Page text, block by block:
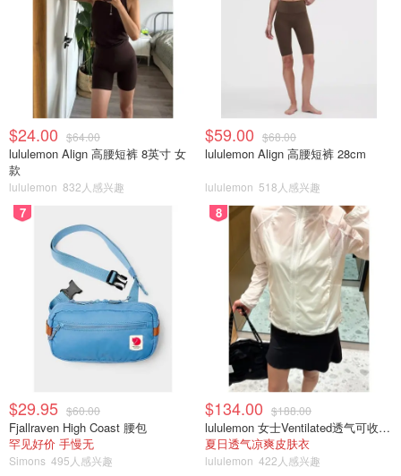
$24.00 $64.00
lululemon Align 高腰短裤 8英寸 女
款
lululemon 832人感兴趣
$59.00 $68.00
lululemon Align 高腰短裤 28cm
lululemon 518人感兴趣
7
$29.95 $60.00
Fjallraven High Coast 腰包
罕见好价 手慢无
Simons 495人感兴趣
8
$134.00 $188.00
lululemon 女士Ventilated透气可收纳跑步夹克
夏日透气凉爽皮肤衣
lululemon 422人感兴趣